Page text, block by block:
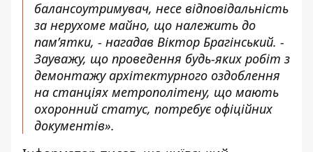
балансоутримувач, несе відповідальність
за нерухоме майно, що належить до
пам’ятки, - нагадав Віктор Брагінський. -
Зауважу, що проведення будь-яких робіт з
демонтажу архітектурного оздоблення
на станціях метрополітену, що мають
охоронний статус, потребує офіційних
документів».